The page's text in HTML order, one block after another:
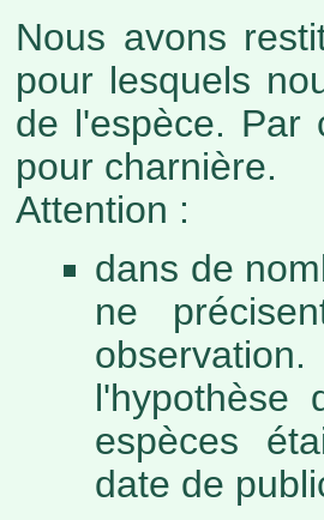
Nous avons
pour lesquels
de l'espèce. Par
pour charnière.
Attention :
dans de
ne
l'hypothèse
espèces
date de